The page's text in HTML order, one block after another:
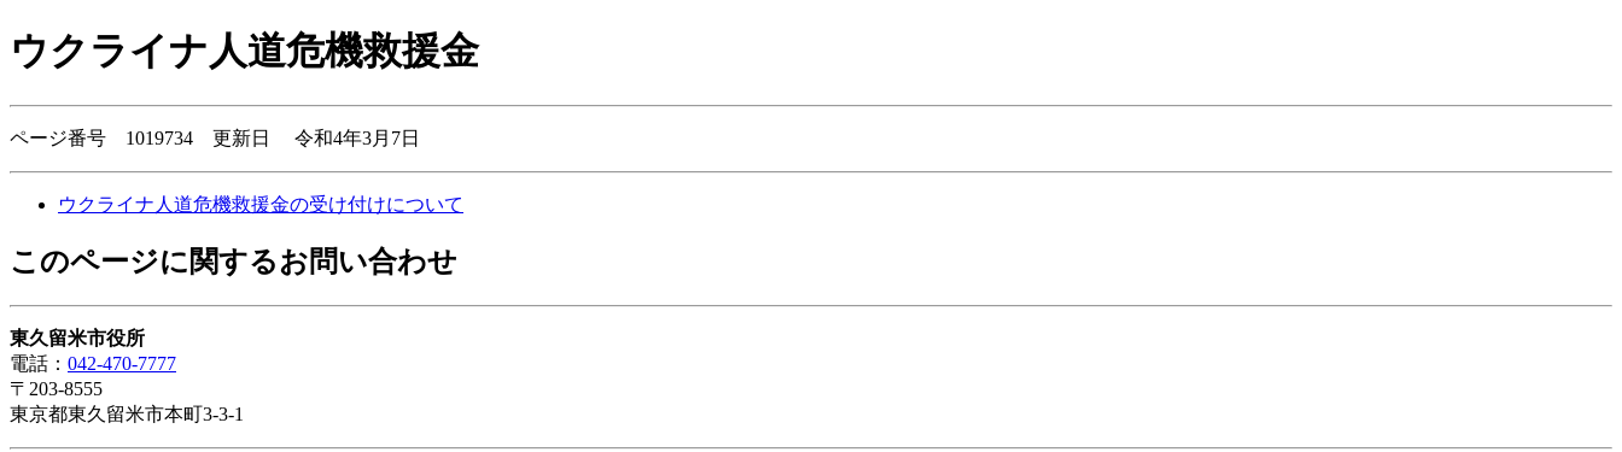
ウクライナ人道危機救援金
ページ番号 1019734 更新日 令和4年3月7日
ウクライナ人道危機救援金の受け付けについて
このページに関するお問い合わせ
東久留米市役所
電話： 042-470-7777
〒203-8555
東京都東久留米市本町3-3-1